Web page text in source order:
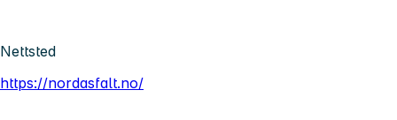
Nettsted
https://nordasfalt.no/